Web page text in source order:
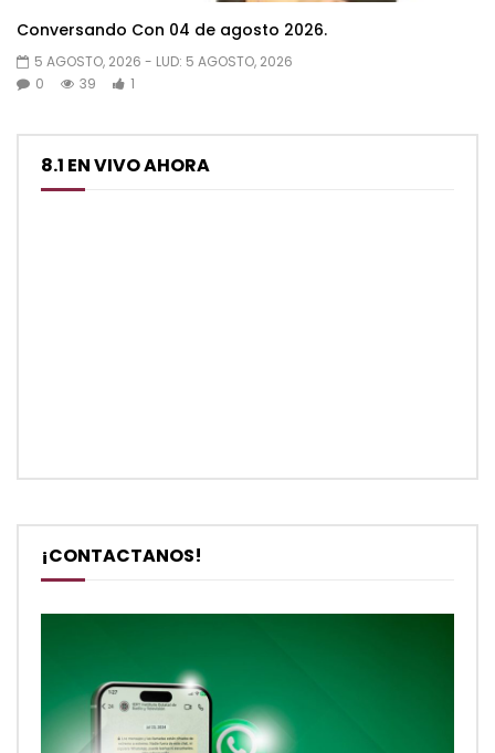
Conversando Con 04 de agosto 2026.
5 AGOSTO, 2026 - LUD: 5 AGOSTO, 2026
0
39 1
8.1 EN VIVO AHORA
¡CONTACTANOS!